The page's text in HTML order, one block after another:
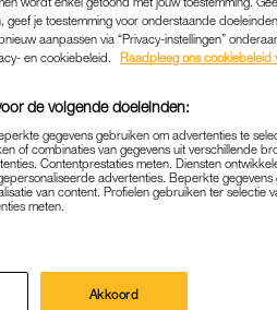
GEEN
|LINDA.
ZVEZDANA VUKOJEVIC
pers doen, daarmee te
Omtzigt gisteren.
je toestemming voor onderstaande
aanpassen via “Privacy-instellingen”
en cookiebeleid.
Raadpleeg ons cookiebeleid
de volgende doeleinden:
gegevens gebruiken om advertenties te
of combinaties van gegevens uit verschillende
Contentprestaties meten. Diensten
advertenties. Beperkte
van content. Profielen gebruiken ter selectie
meten.
Akkoord